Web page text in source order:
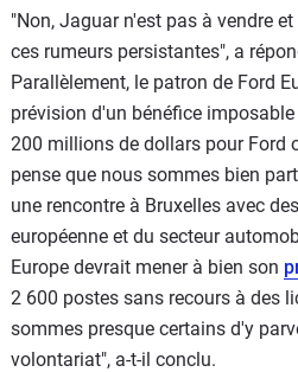
"Non, Jaguar n'est pas à vendre
ces rumeurs persistantes", a
Parallèlement, le patron de Ford
prévision d'un bénéfice
200 millions de dollars pour Ford
pense que nous sommes bien
une rencontre à Bruxelles avec
européenne et du secteur
Europe devrait mener à bien son
2 600 postes sans recours à des
sommes presque certains d'y
volontariat", a-t-il conclu.